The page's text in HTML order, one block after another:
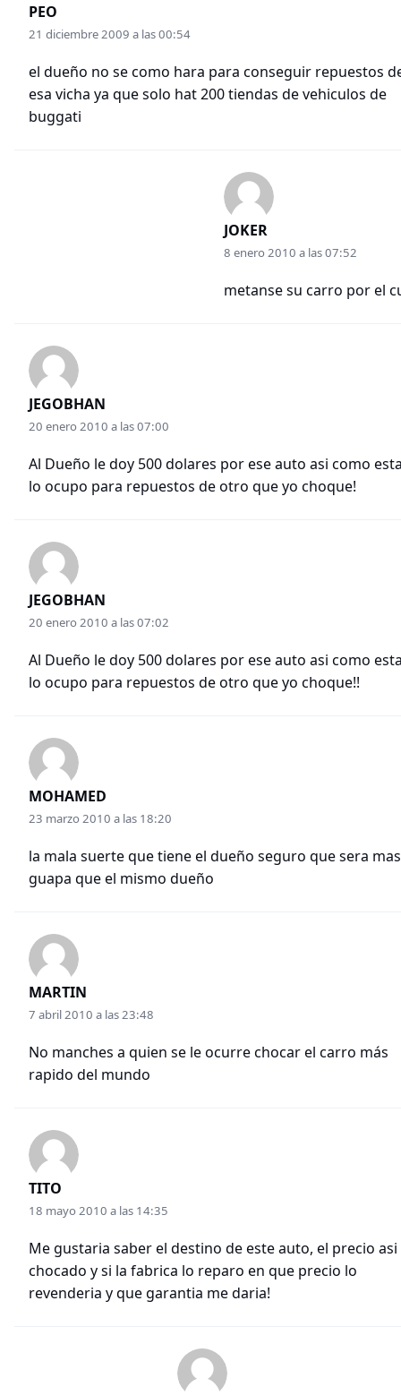
PEO
21 diciembre 2009 a las 00:54
el dueño no se como hara para conseguir repuestos
esa vicha ya que solo hat 200 tiendas de vehiculos de
buggati
JOKER
8 enero 2010 a las 07:52
metanse su carro por el
JEGOBHAN
20 enero 2010 a las 07:00
Al Dueño le doy 500 dolares por ese auto asi como
lo ocupo para repuestos de otro que yo choque!
JEGOBHAN
20 enero 2010 a las 07:02
Al Dueño le doy 500 dolares por ese auto asi como
lo ocupo para repuestos de otro que yo choque!!
MOHAMED
23 marzo 2010 a las 18:20
la mala suerte que tiene el dueño seguro que sera mas
guapa que el mismo dueño
MARTIN
7 abril 2010 a las 23:48
No manches a quien se le ocurre chocar el carro más
rapido del mundo
TITO
18 mayo 2010 a las 14:35
Me gustaria saber el destino de este auto, el precio asi
chocado y si la fabrica lo reparo en que precio lo
revenderia y que garantia me daria!